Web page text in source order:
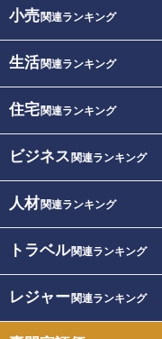
小売関連ランキング
生活関連ランキング
住宅関連ランキング
ビジネス 関連ランキング
人材関連ランキング
トラベル関連ランキング
レジャー関連ランキング